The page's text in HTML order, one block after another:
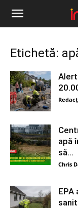
Informația
Etichetă:
apă
să...
Chris
EPA